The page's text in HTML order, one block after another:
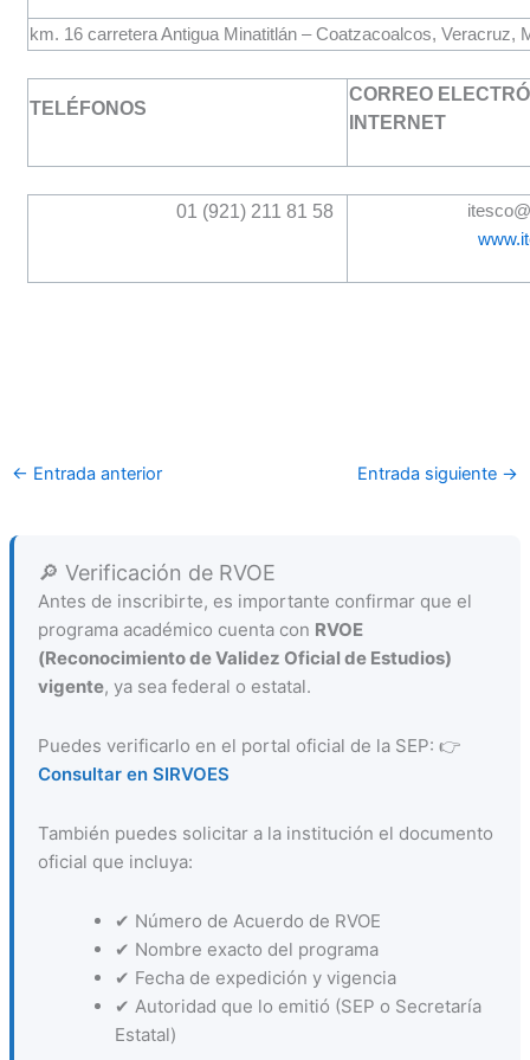
km. 16 carretera Antigua Minatitlán – Coatzacoalcos, Veracruz,
TELÉFONOS
CORREO
INTERNET
01 (921) 211 81 58
← Entrada anterior Entrada siguiente →
🔎 Verificación de RVOE
Antes de inscribirte, es importante confirmar que el
programa académico cuenta con RVOE
(Reconocimiento de Validez Oficial de Estudios)
vigente, ya sea federal o estatal.
Puedes verificarlo en el portal oficial de la SEP: 👉
Consultar en SIRVOES
También puedes solicitar a la institución el documento
oficial que incluya:
✔ Número de Acuerdo de RVOE
✔ Nombre exacto del programa
✔ Fecha de expedición y vigencia
✔ Autoridad que lo emitió (SEP o Secretaría
Estatal)